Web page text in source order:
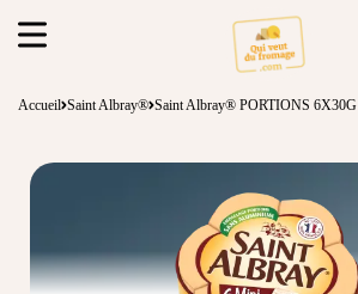
Accueil Saint Albray® Saint Albray® PORTIONS 6X30G